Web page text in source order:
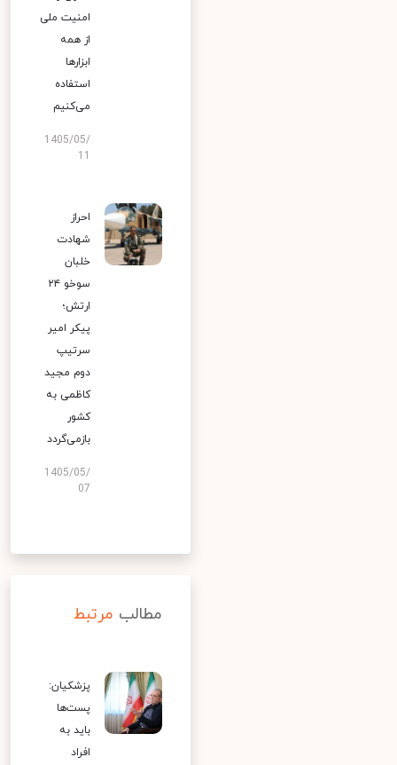
امنیت ملی
از همه
ابزارها
استفاده
می‌کنیم
1405/05/
احراز
شهادت
خلبان
سوخو ۲۴
ارتش؛
پیکر امیر
سرتیپ
دوم مجید
کاظمی به
کشور
بازمی‌گردد
1405/05/
07
مطالب مرتبط
پزشکیان:
پست‌ها
باید به
افراد